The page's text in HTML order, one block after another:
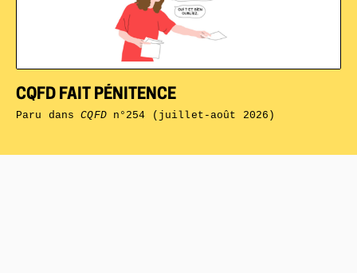
CQFD FAIT PÉNITENCE
Paru dansCQFDn°254 (juillet-août 2026)